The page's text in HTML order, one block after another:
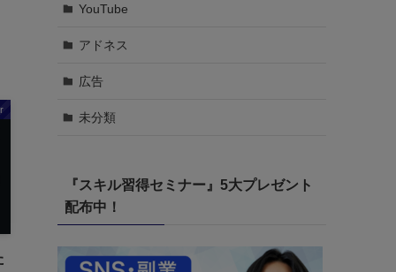
YouTube
アドネス
広告
未分類
『スキル習得セミナー』5大プレゼント
配布中！